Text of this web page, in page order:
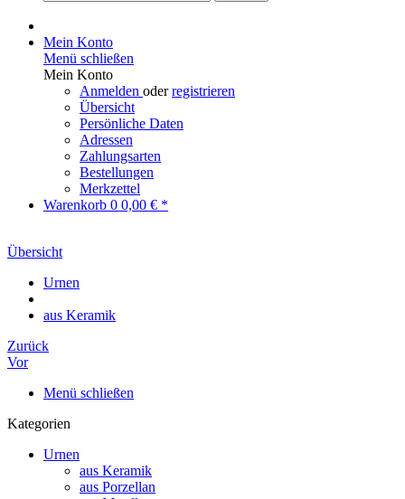
Mein Konto
Menü schließen
Mein Konto
Anmelden oderregistrieren
Übersicht
Persönliche Daten
Adressen
Zahlungsarten
Bestellungen
Merkzettel
Warenkorb 0 0,00 € *
Übersicht
Urnen
aus Keramik
Zurück
Vor
Menü schließen
Kategorien
Urnen
aus Keramik
aus Porzellan